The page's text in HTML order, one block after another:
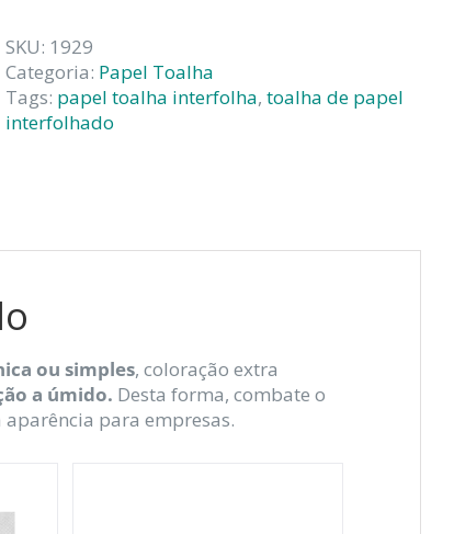
SKU: 1929
Categoria: Papel Toalha
Tags: papel toalha interfolha,toalha de papel
interfolhado
ou simples, coloração extra
a úmido. Desta forma, combate o
para empresas.